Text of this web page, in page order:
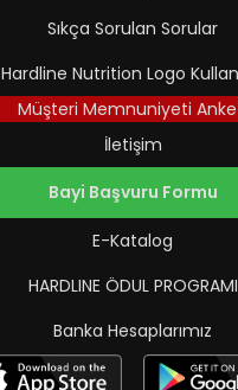
Sıkça Sorulan Sorular
Hardline Nutrition Logo
Müşteri Memnuniyeti
İletişim
Bayi Başvuru Formu
E-Katalog
HARDLINE ÖDUL PROGRAMI
Banka Hesaplarımız